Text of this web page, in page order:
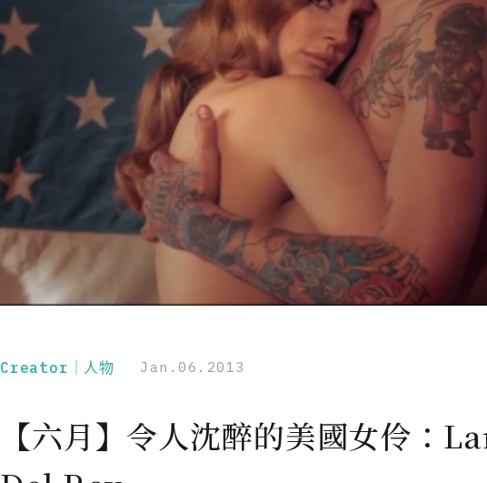
Creator｜人物 Jan.06.2013
【六月】令人沈醉的美國女伶：